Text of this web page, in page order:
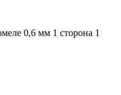
0,6 мм 1 сторона 1